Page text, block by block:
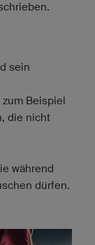
sein
Beispiel
die nicht
während
dürfen.